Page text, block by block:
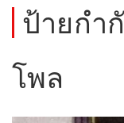
ป้ายกำ
โพล